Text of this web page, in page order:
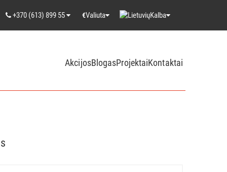
+370 (613) 899 55 €Valiuta Kalba
AkcijosBlogasProjektaiKontaktai